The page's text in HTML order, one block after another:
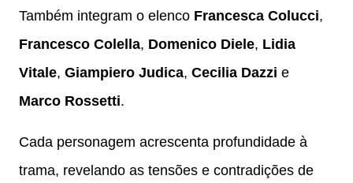
Também integram o elenco Francesca Colucci,
Francesco Colella, Domenico Diele, Lidia
Vitale, Giampiero Judica, Cecilia Dazzi e
Marco Rossetti.
Cada personagem acrescenta profundidade à
trama, revelando as tensões e contradições de